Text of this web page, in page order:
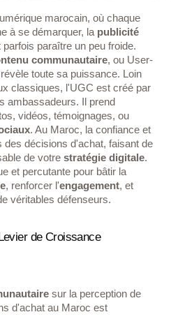
marocain, où chaque
à se démarquer, la publicité
parfois paraître un peu froide.
communautaire, ou User-
toute sa puissance. Loin
classiques, l'UGC est créé par
ambassadeurs. Il prend
vidéos, témoignages, ou
. Au Maroc, la confiance et
des décisions d'achat, faisant de
de votre stratégie digitale.
et percutante pour bâtir la
, renforcer l'engagement, et
véritables défenseurs.
de Croissance
sur la perception de
d'achat au Maroc est